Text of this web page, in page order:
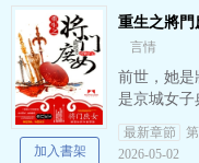
重生之將門
言情
前世，她是
是京城女子
的皇后淪為
在冷宮。
最新章節
2026-05-02
加入書架